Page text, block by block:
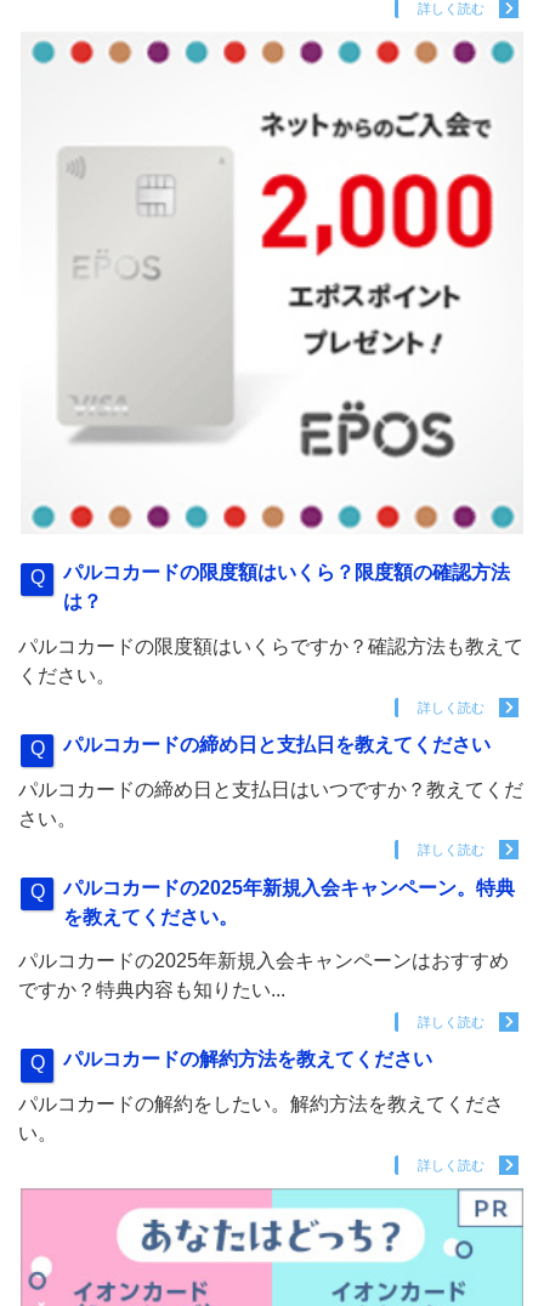
詳しく読む
パルコカードの限度額はいくら？限度額の確認方法
は？
パルコカードの限度額はいくらですか？確認方法も教えて
ください。
詳しく読む
パルコカードの締め日と支払日を教えてください
パルコカードの締め日と支払日はいつですか？教えてくだ
さい。
詳しく読む
パルコカードの2025年新規入会キャンペーン。特典
を教えてください。
パルコカードの2025年新規入会キャンペーンはおすすめ
ですか？特典内容も知りたい...
詳しく読む
パルコカードの解約方法を教えてください
パルコカードの解約をしたい。解約方法を教えてくださ
い。
詳しく読む